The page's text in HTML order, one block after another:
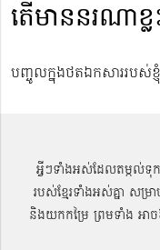
តើមាននរណាខ្ល
បញ្ចូលក្នុងថតឯកសាររបស់ខ្ញុំ
អ្វីៗទាំងអស់ដែលតម្កល់ទុ
របស់ខ្មែរទាំងអស់គ្នា ស
និងយកកម្រៃ ព្រមទាំង អា